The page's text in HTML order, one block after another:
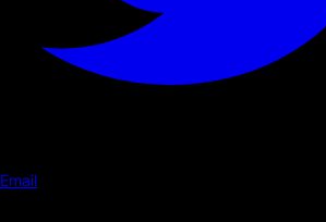
Email